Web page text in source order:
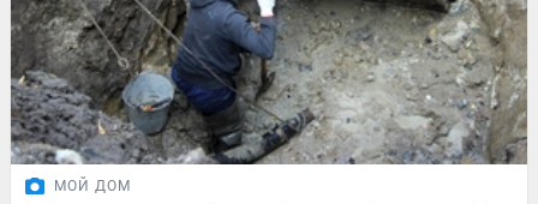
МОЙ ДОМ